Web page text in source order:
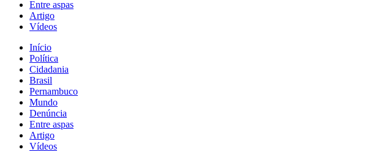
Entre aspas
Artigo
Vídeos
Início
Política
Cidadania
Brasil
Pernambuco
Mundo
Denúncia
Entre aspas
Artigo
Vídeos